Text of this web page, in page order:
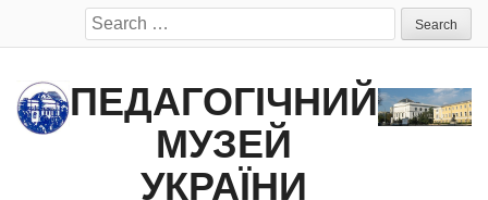
Search
for:
ПЕДАГОГІЧНИЙ
МУЗЕЙ
УКРАЇНИ